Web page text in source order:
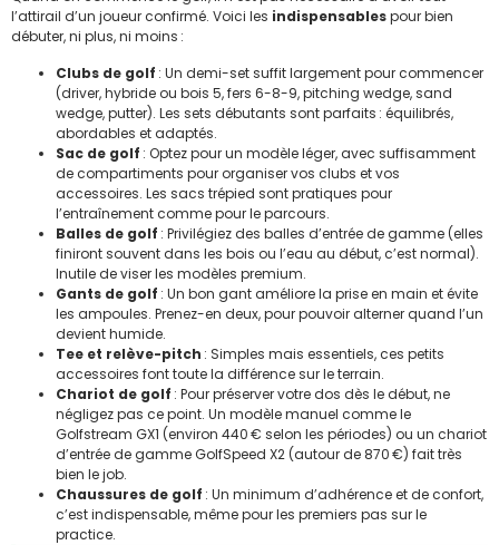
l’attirail d’un joueur confirmé. Voici les indispensablespour bien
débuter, ni plus, ni moins :
Clubs de golf : Un demi-set suffit largement pour commencer
(driver, hybride ou bois 5, fers 6-8-9, pitching wedge, sand
wedge, putter). Les sets débutants sont parfaits : équilibrés,
abordables et adaptés.
Sac de golf : Optez pour un modèle léger, avec suffisamment
de compartiments pour organiser vos clubs et vos
accessoires. Les sacs trépied sont pratiques pour
l’entraînement comme pour le parcours.
Balles de golf : Privilégiez des balles d’entrée de gamme (elles
finiront souvent dans les bois ou l’eau au début, c’est normal).
Inutile de viser les modèles premium.
Gants de golf : Un bon gant améliore la prise en main et évite
les ampoules. Prenez-en deux, pour pouvoir alterner quand l’un
devient humide.
Tee et relève-pitch : Simples mais essentiels, ces petits
accessoires font toute la différence sur le terrain.
Chariot de golf : Pour préserver votre dos dès le début, ne
négligez pas ce point. Un modèle manuel comme le
Golfstream GX1 (environ 440 € selon les périodes) ou un chariot
d’entrée de gamme GolfSpeed X2 (autour de 870 €) fait très
bien le job.
Chaussures de golf : Un minimum d’adhérence et de confort,
c’est indispensable, même pour les premiers pas sur le
practice.